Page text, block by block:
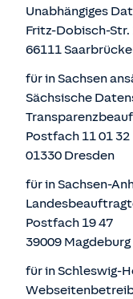
Unabhängiges
Fritz-Dobisch-Str.
66111
für in Sachsen
Sächsische
Postfach 11 01 32
01330 Dresden
für in Sachsen-
Postfach 19 47
39009 Magdeburg
für in Schleswig-